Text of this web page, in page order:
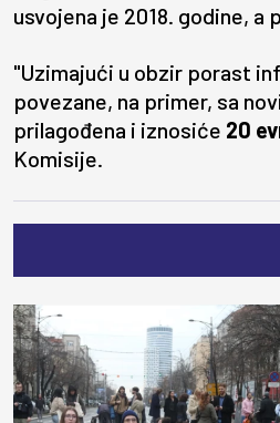
usvojena je 2018. godine, a
"Uzimajući u obzir porast
povezane, na primer, sa
prilagođena i iznosiće 20
Komisije.